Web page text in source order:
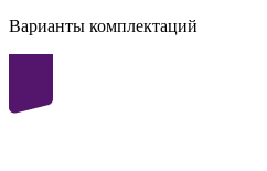
Варианты комплектаций